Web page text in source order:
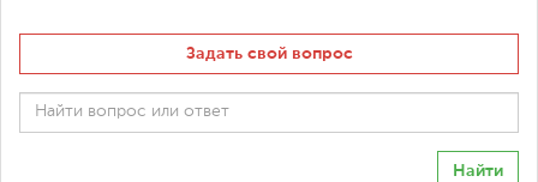
Задать свой вопрос
Найти